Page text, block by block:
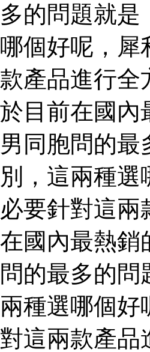
多的問題就是
哪個好呢，犀
款產品進行
於目前在國內
男同胞問的最
別，這兩種選
必要針對這兩
在國內最熱銷
問的最多的
兩種選哪個好
對這兩款產品